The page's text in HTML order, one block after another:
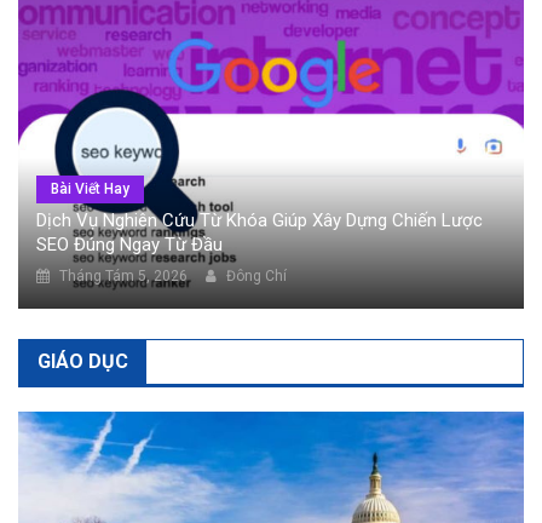
Bài Viết Hay
Dịch Vụ Nghiên Cứu Từ Khóa Giúp Xây Dựng Chiến Lược
SEO Đúng Ngay Từ Đầu
Tháng Tám 5, 2026 Đông Chí
GIÁO DỤC